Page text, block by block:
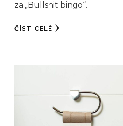
za „Bullshit bingo“.
ČÍST CELÉ